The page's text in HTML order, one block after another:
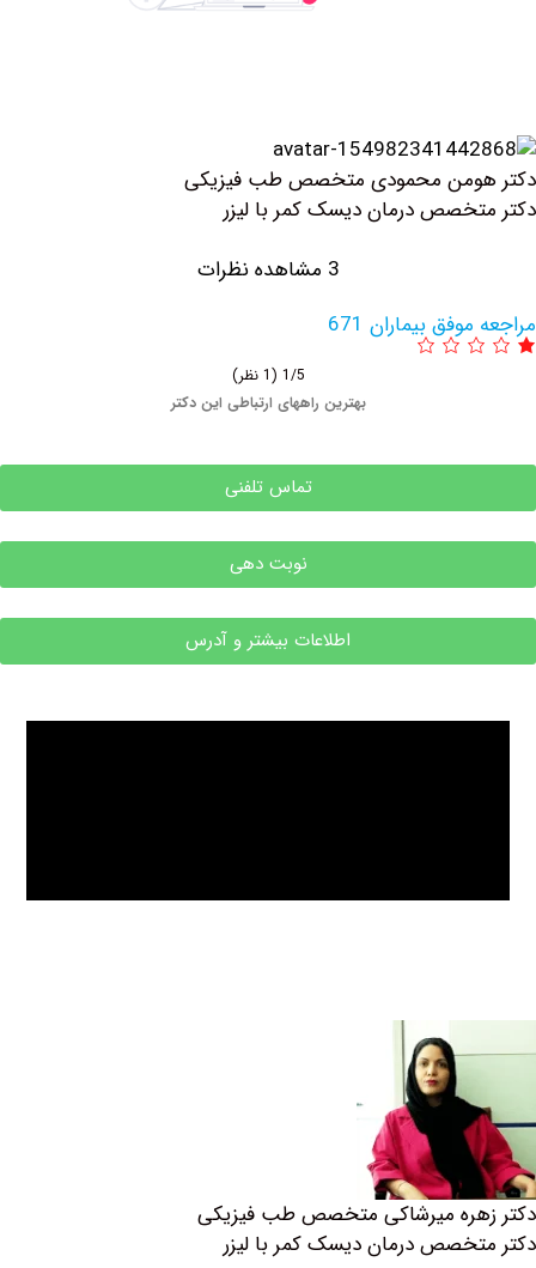
محمودی متخصص طب فیزیکی
درمان دیسک کمر با لیزر
بیماران 671
بهترین راههای ارتباطی این دکتر
تماس تلفنی
نوبت دهی
اطلاعات بیشتر و آدرس
میرشاکی متخصص طب فیزیکی
درمان دیسک کمر با لیزر